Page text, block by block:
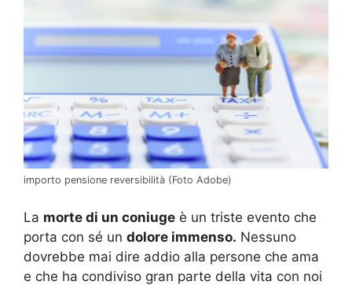
importo pensione reversibilità (Foto Adobe)
La morte di un coniuge è un triste evento che
porta con sé un dolore immenso. Nessuno
dovrebbe mai dire addio alla persone che ama
e che ha condiviso gran parte della vita con noi